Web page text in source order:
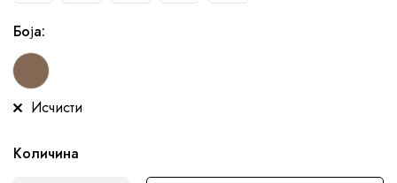
Боја:
Исчисти
Количина